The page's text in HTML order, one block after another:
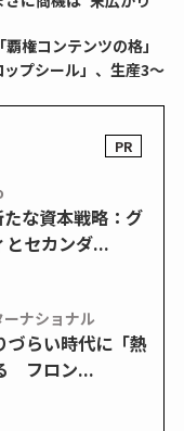
権コンテンツの格」
プシール」、生産3～
な資本戦略：グ
とセカンダ...
ナショナル
づらい時代に「熱
フロン...